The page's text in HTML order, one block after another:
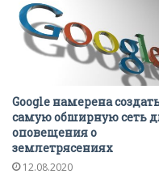
Google намерена
самую обширную сеть
оповещения о
землетрясениях
12.08.2020